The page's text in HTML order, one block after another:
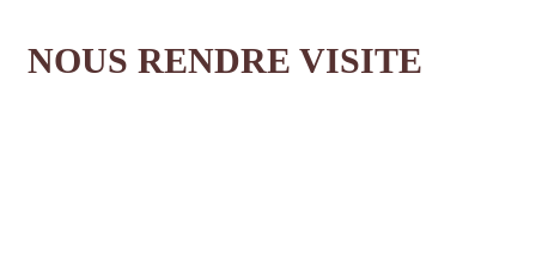
NOUS RENDRE VISITE